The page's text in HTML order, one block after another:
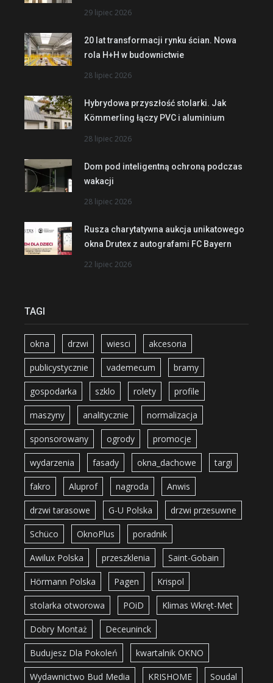
29 lipiec 2026
20 lat transformacji rynku ścian. Nowa
rola H+H w budownictwie
28 lipiec 2026
Hybrydowa przyszłość stolarki. Jak
Kömmerling łączy PVC i aluminium
28 lipiec 2026
Dom pod inteligentną ochroną podczas
wakacji
28 lipiec 2026
Rusza charytatywna aukcja unikatowego
okna Drutex z autografami FC Bayern
22 lipiec 2026
TAGI
okna drzwi wiesci akcesoria
publicystycznie vademecum bramy
gospodarka szklo rolety profile
maszyny analitycznie normalizacja
sponsorowany ogrody promocje
wydarzenia fasady okna_dachowe targi
fakro Aluprof nagroda Anwis
drzwi tarasowe G-U Polska drzwi przesuwne
Schüco OknoPlus poradnik
Awilux Polska przeszklenia Saint-Gobain
Hörmann Polska Pagen Krispol
stolarka otworowa POiD Klimas Wkręt-Met
Dobry Montaż Deceuninck
Budujesz Dla Pokoleń kwartalnik OKNO
Wydawnictwo Bud Media KRISHOME Soudal